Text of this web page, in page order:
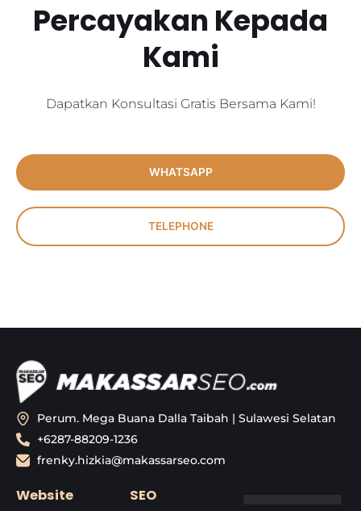
Percayakan Kepada
Kami
Dapatkan Konsultasi Gratis Bersama Kami!
WHATSAPP
TELEPHONE
Perum. Mega Buana Dalla Taibah | Sulawesi Selatan
+6287-88209-1236
frenky.hizkia@makassarseo.com
Website SEO